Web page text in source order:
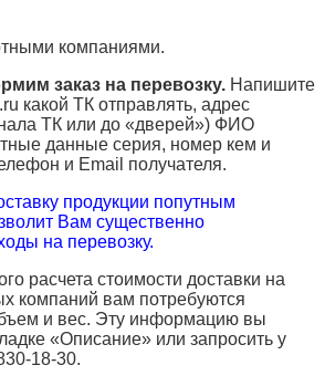
компаниями.
заказ на перевозку. Напишите
какой ТК отправлять, адрес
ТК или до «дверей») ФИО
данные серия, номер кем и
и Email получателя.
продукции попутным
Вам существенно
на перевозку.
расчета стоимости доставки на
компаний вам потребуются
и вес. Эту информацию вы
«Описание» или запросить у
18-30.